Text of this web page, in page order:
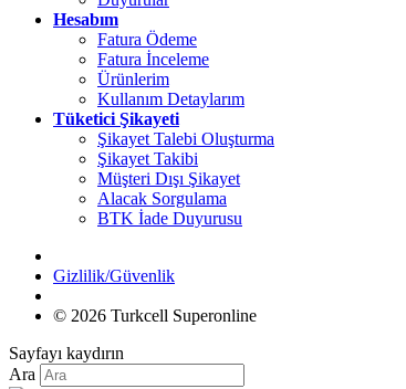
Hesabım
Fatura Ödeme
Fatura İnceleme
Ürünlerim
Kullanım Detaylarım
Tüketici Şikayeti
Şikayet Talebi Oluşturma
Şikayet Takibi
Müşteri Dışı Şikayet
Alacak Sorgulama
BTK İade Duyurusu
Gizlilik/Güvenlik
© 2026 Turkcell Superonline
Sayfayı kaydırın
Ara